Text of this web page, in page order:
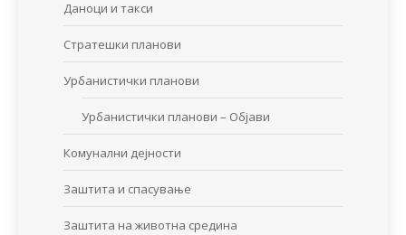
Даноци и такси
Стратешки планови
Урбанистички планови
Урбанистички планови – Објави
Комунални дејности
Заштита и спасување
Заштита на животна средина